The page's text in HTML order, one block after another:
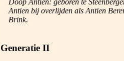
Antien bij overlijden als Antien
Brink.
Generatie II